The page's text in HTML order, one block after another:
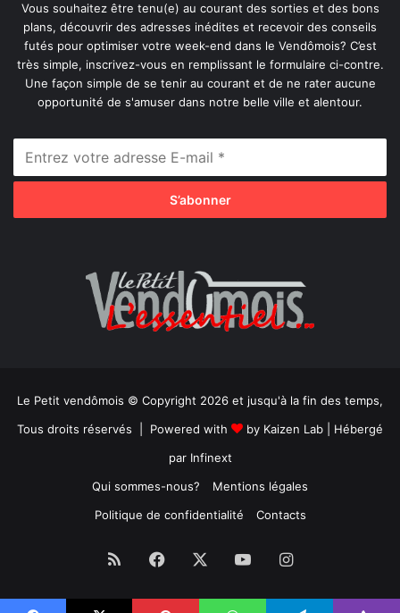
Vous souhaitez être tenu(e) au courant des sorties et des bons
plans, découvrir des adresses inédites et recevoir des conseils
futés pour optimiser votre week-end dans le Vendômois? C’est
très simple, inscrivez-vous en remplissant le formulaire ci-contre.
Une façon simple de se tenir au courant et de ne rater aucune
opportunité de s'amuser dans notre belle ville et alentour.
Le Petit vendômois © Copyright 2026 et jusqu'à la fin des temps,
Tous droits réservés | Powered with
by Kaizen Lab | Hébergé
par Infinext
Qui sommes-nous?
Mentions légales
Politique de confidentialité
Contacts
RSS Facebook YouTubeInstagram